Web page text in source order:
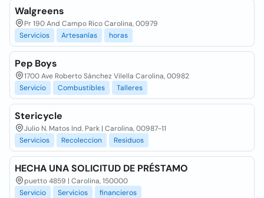
Walgreens
Pr 190 And Campo Rico Carolina, 00979
Servicios
Artesanías horas
Pep Boys
1700 Ave Roberto Sánchez Vilella Carolina, 00982
Servicio
Combustibles Talleres
Stericycle
Julio N. Matos Ind. Park | Carolina, 00987-11
Servicios
Recoleccion Residuos
HECHA UNA SOLICITUD DE PRÉSTAMO
puetto 4859 | Carolina, 150000
Servicio
Servicios financieros